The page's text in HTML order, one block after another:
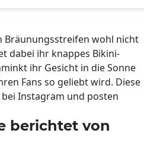
Bräunungsstreifen wohl nicht
dabei ihr knappes Bikini-
ihr Gesicht in die Sonne
Fans so geliebt wird. Diese
Instagram und posten
berichtet von